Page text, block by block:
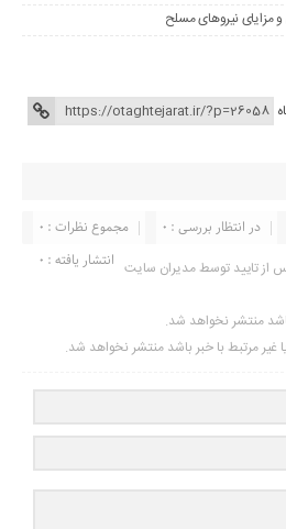
نیروهای مسلح
مجموع نظرات : 0
در انتظار بررسی : 0
انتشار یافته : 0 از تایید توسط مدیران سایت
منتشر نخواهد شد.
غیر مرتبط با خبر باشد منتشر نخواهد شد.